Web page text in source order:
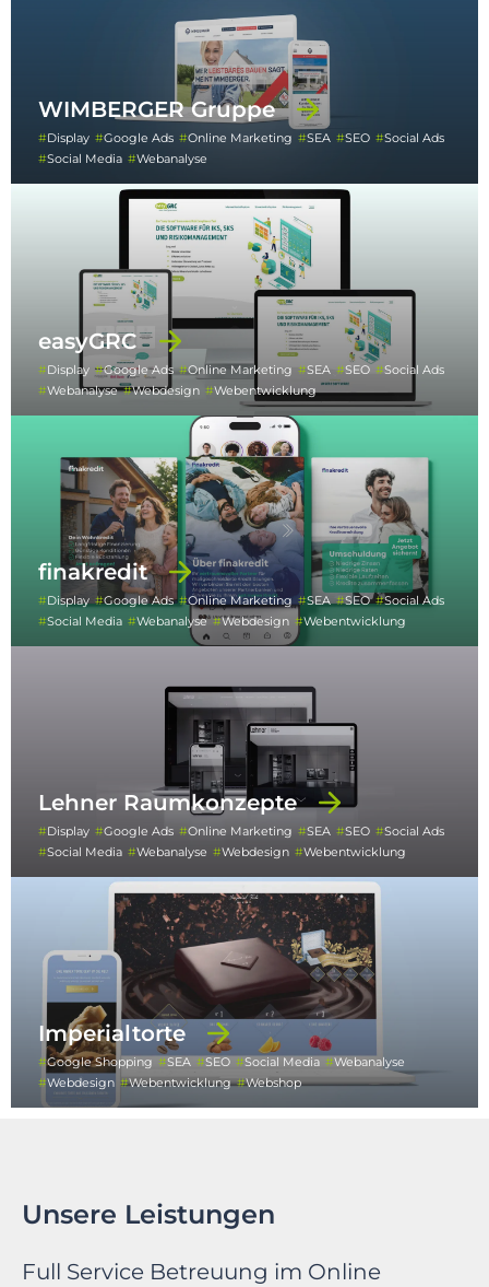
WIMBERGER Gruppe
Display Google Ads Online Marketing SEA SEO
Social Ads
Social Media
Webanalyse
easyGRC
Display Google Ads Online Marketing SEA SEO
Social Ads
Webanalyse
Webdesign Webentwicklung
finakredit
Display Google Ads Online Marketing SEA SEO
Social Ads
Social Media
Webanalyse Webdesign Webentwicklung
Lehner Raumkonzepte
Display Google Ads Online Marketing SEA SEO
Social Ads
Social Media
Webanalyse Webdesign Webentwicklung
Imperialtorte
Google Shopping SEA SEO Social Media
Webanalyse
Webdesign
Webentwicklung Webshop
Unsere Leistungen
Full Service Betreuung im Online